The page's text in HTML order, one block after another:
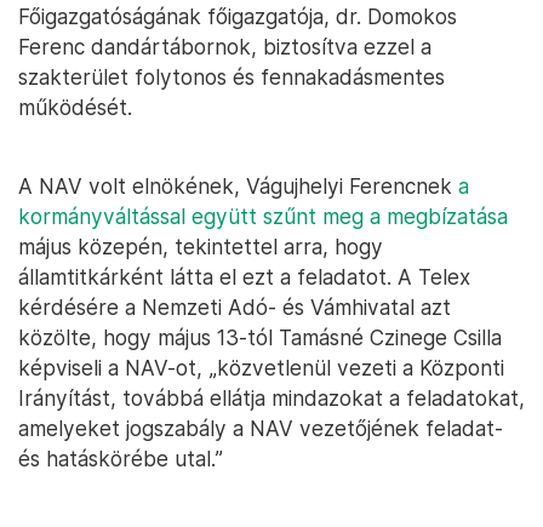
Főigazgatóságának főigazgatója, dr. Domokos
Ferenc dandártábornok, biztosítva ezzel a
szakterület folytonos és fennakadásmentes
működését.
A NAV volt elnökének, Vágujhelyi Ferencnek a
kormányváltással együtt szűnt meg a megbízatása
május közepén, tekintettel arra, hogy
államtitkárként látta el ezt a feladatot. A Telex
kérdésére a Nemzeti Adó- és Vámhivatal azt
közölte, hogy május 13-tól Tamásné Czinege Csilla
képviseli a NAV-ot, „közvetlenül vezeti a Központi
Irányítást, továbbá ellátja mindazokat a feladatokat,
amelyeket jogszabály a NAV vezetőjének feladat-
és hatáskörébe utal.”